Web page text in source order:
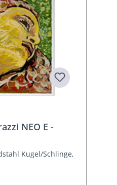
NEO E -
Kugel/Schlinge,